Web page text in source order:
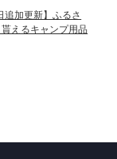
追加更新】ふるさ
えるキャンプ用品